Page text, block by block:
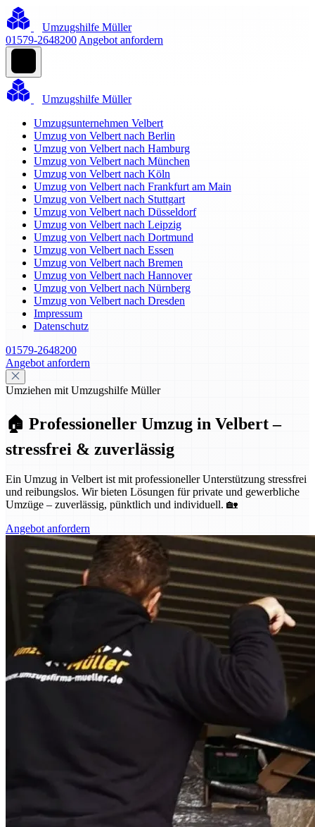
Umzugshilfe Müller
01579-2648200 Angebot anfordern
Umzugshilfe Müller
Umzugsunternehmen Velbert
Umzug von Velbert nach Berlin
Umzug von Velbert nach Hamburg
Umzug von Velbert nach München
Umzug von Velbert nach Köln
Umzug von Velbert nach Frankfurt am Main
Umzug von Velbert nach Stuttgart
Umzug von Velbert nach Düsseldorf
Umzug von Velbert nach Leipzig
Umzug von Velbert nach Dortmund
Umzug von Velbert nach Essen
Umzug von Velbert nach Bremen
Umzug von Velbert nach Hannover
Umzug von Velbert nach Nürnberg
Umzug von Velbert nach Dresden
Impressum
Datenschutz
01579-2648200
Angebot anfordern
Umziehen mit Umzugshilfe Müller
🏠 Professioneller Umzug in Velbert –
stressfrei & zuverlässig
Ein Umzug in Velbert ist mit professioneller Unterstützung stressfrei
und reibungslos. Wir bieten Lösungen für private und gewerbliche
Umzüge – zuverlässig, pünktlich und individuell. 🏡
Angebot anfordern